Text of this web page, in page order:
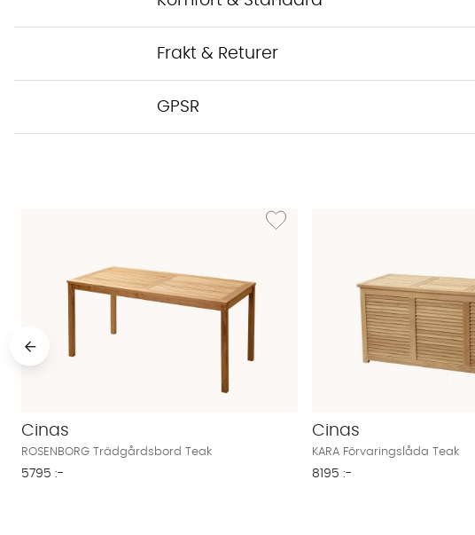
Frakt & Returer
GPSR
Lägg till i önskelista: ROSENBORG
Cinas
ROSENBORG Trädgårdsbord Teak
5795 :-
Cinas
KARA Förvaringslåda Teak
8195 :-